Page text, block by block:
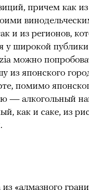
причем как из
и из регионов,
у широкой
можно
из японского
помимо
— алкогольный
как и саке, из
«алмазного